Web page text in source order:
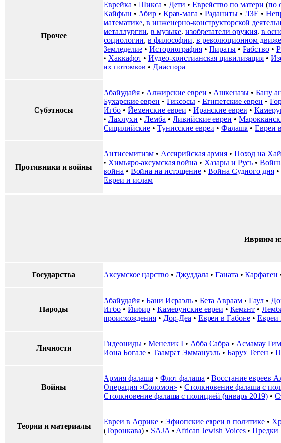
Прочее
Еврейка • Шикса • Дети • Еврейство по матери (по
Кайфын • Абир • Крав-мага • Раданиты • ЛЗЕ •
математике, в инженерно-конструкторской
металлургии, в музыке, изобретатели оружия, в
социологии, в философии, в революционном
Земледелие • Историография • Пираты • Рабство •
• Хаккафот • Иудео-христианская цивилизация •
их потомков • Диаспора
Субэтносы
Абайудайя • Алжирские евреи • Ашкеназы • Бану
Бухарские евреи • Гиксосы • Египетские евреи •
Игбо • Йеменские евреи • Иранские евреи •
• Лахлухи • Лемба • Ливийские евреи •
Сицилийские • Тунисские евреи • Фалаша • Евреи
Противники и войны
Антисемитизм • Ассирийская армия • Поход на
• Химьяро-аксумская война • Хазары и Русь •
война • Война на истощение • Война Судного дня •
Евреи и ислам
Ивриим
Государства Аксумское царство • ‎Джуддала • Ганата • Карфаген
Народы
Абайудайя • Бани Исраэль • Бета Авраам • Гаул •
Игбо • Йибир • Камерунские евреи • Кемант •
происхождения • Дор-Деа • Евреи в Габоне • Евреи
Личности
Гидеониды • Менелик I • Абба Сабра • Асмамау
Иона Богале • Таамрат Эммануэль • Барух Теген •
Войны
Армия фалаша • Флот фалаша • Восстание евреев
Операция «Соломон» • Столкновение фалаша с
Столкновение фалаша с полицией (январь 2019) •
Теории и материалы
Евреи в Африке • Эфиопские евреи в политике •
(Торонкава) • SAJA • African Jewish Voices • Предки